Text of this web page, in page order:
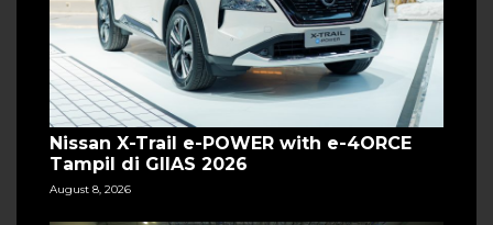
Nissan X-Trail e-POWER with e-4ORCE
Tampil di GIIAS 2026
August 8, 2026